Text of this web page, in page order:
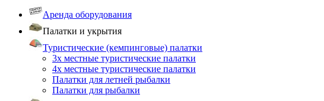
Аренда оборудования
Палатки и укрытия
Туристические (кемпинговые) палатки
3х местные туристические палатки
4х местные туристические палатки
Палатки для летней рыбалки
Палатки для рыбалки